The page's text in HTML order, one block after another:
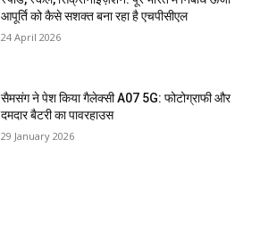
आपूर्ति को कैसे सशक्त बना रहा है एचपीसीएल
24 April 2026
सैमसंग ने पेश किया गैलेक्सी A07 5G: फोटोग्राफी और
दमदार बैटरी का पावरहाउस
29 January 2026